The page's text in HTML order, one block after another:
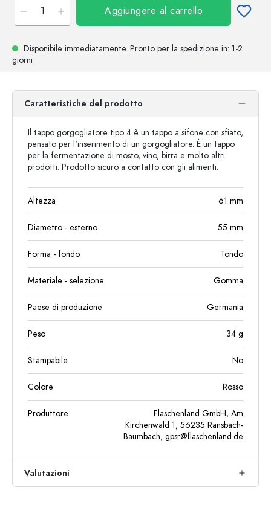
Aggiungere al carrello
Disponibile immediatamente. Pronto per la spedizione in: 1-2
giorni
Caratteristiche del prodotto
Il tappo gorgogliatore tipo 4 è un tappo a sifone con sfiato,
pensato per l'inserimento di un gorgogliatore. È un tappo
per la fermentazione di mosto, vino, birra e molto altri
prodotti. Prodotto sicuro a contatto con gli alimenti.
Altezza 61 mm
Diametro - esterno 55 mm
Forma - fondo Tondo
Materiale - selezione Gomma
Paese di produzione Germania
Peso 34 g
Stampabile No
Colore Rosso
Produttore
Flaschenland GmbH, Am
Kirchenwald 1, 56235 Ransbach-
Baumbach, gpsr@flaschenland.de
Valutazioni